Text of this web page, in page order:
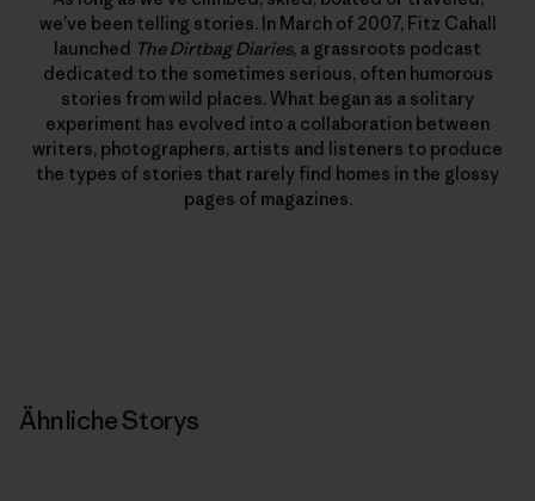
we’ve been telling stories. In March of 2007, Fitz Cahall
launched The Dirtbag Diaries, a grassroots podcast
dedicated to the sometimes serious, often humorous
stories from wild places. What began as a solitary
experiment has evolved into a collaboration between
writers, photographers, artists and listeners to produce
the types of stories that rarely find homes in the glossy
pages of magazines.
Ähnliche Storys